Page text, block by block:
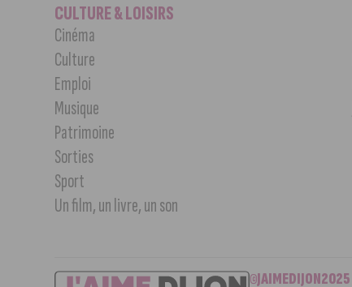
CULTURE & LOISIRS
Cinéma
Culture
Emploi
Musique
Patrimoine
Sorties
Sport
Un film, un livre, un son
©JAIMEDIJON2025